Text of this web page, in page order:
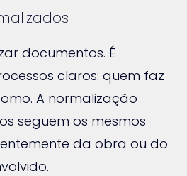
documentos. É
claros: quem faz
A normalização
seguem os mesmos
da obra ou do